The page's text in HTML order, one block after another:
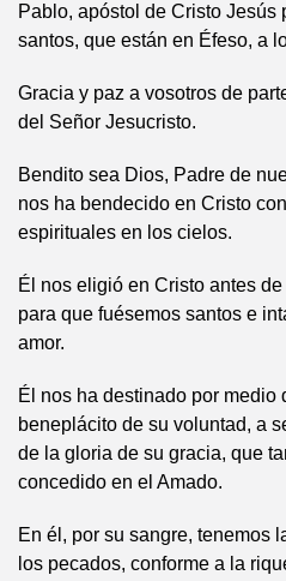
Pablo, apóstol de Cristo Jesús
santos, que están en Éfeso, a
Gracia y paz a vosotros de
del Señor Jesucristo.
Bendito sea Dios, Padre de
nos ha bendecido en Cristo
espirituales en los cielos.
Él nos eligió en Cristo antes
para que fuésemos santos e
amor.
Él nos ha destinado por medio
beneplácito de su voluntad, a
de la gloria de su gracia, que
concedido en el Amado.
En él, por su sangre, tenemos
los pecados, conforme a la